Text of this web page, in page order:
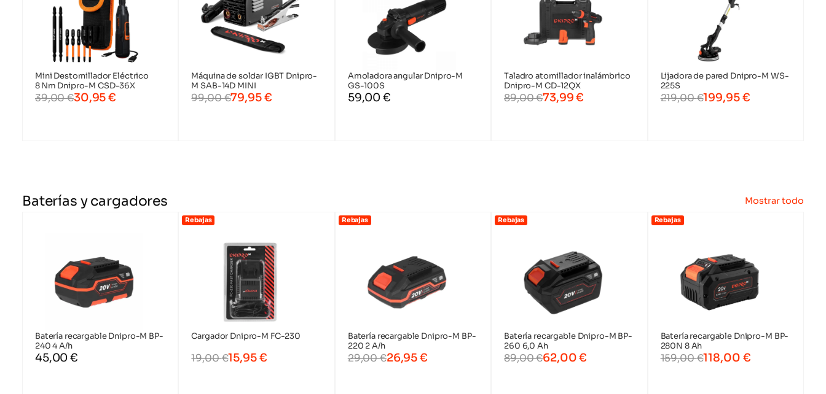
Soldadores a batería
Pistolas de pegamento
Tijeras de podar a
Motosierras a batería
Cortacéspedes a
Recortadoras a batería Cortasetos a batería Rectificadoras a batería
arranque a batería
a batería
Generadores a gasolina Rectificadoras
Limas Espátulas
Herramientas de
pintura y acabado
Guantes Bridas Juego de cepillos
Mini Destornillador Eléctrico
8 Nm Dnipro-M CSD-36X
30,95€
39,00€
Máquina de soldar IGBT Dnipro-
M SAB-14D MINI
79,95€
99,00€
Amoladora angular Dnipro-M
GS-100S
59,00 €
Taladro atornillador inalámbrico
Dnipro-M CD-12QX
73,99€
89,00€
Lijadora de pared Dnipro-M WS-
225S
199,95€
219,00€
Baterías y cargadores Mostrar todo
Batería recargable Dnipro-M BP-
240 4 A/h
45,00€
Rebajas
Cargador Dnipro-M FC-230
15,95€
19,00€
Rebajas
Batería recargable Dnipro-M BP-
220 2 A/h
26,95€
29,00€
Rebajas
Batería recargable Dnipro-M BP-
260 6,0 Ah
62,00€
89,00€
Rebajas
Batería recargable Dnipro-M BP-
280N 8 Ah
118,00 €
159,00€